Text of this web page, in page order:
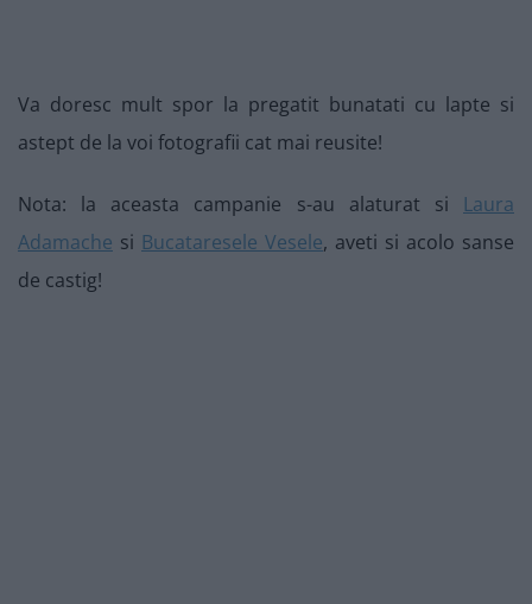
Va doresc mult spor la pregatit bunatati cu lapte si
astept de la voi fotografii cat mai reusite!
Nota: la aceasta campanie s-au alaturat si Laura
Adamache si Bucataresele Vesele, aveti si acolo sanse
de castig!